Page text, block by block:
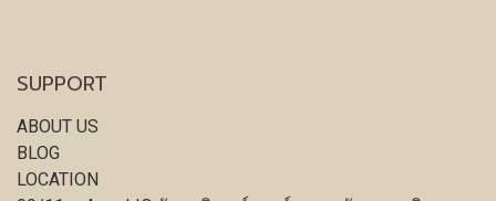
SUPPORT
ABOUT US
BLOG
LOCATION